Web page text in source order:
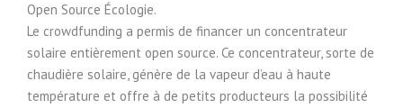
Open Source Écologie.
Le crowdfunding a permis de financer un concentrateur
solaire entièrement open source. Ce concentrateur, sorte de
chaudière solaire, génère de la vapeur d’eau à haute
température et offre à de petits producteurs la possibilité